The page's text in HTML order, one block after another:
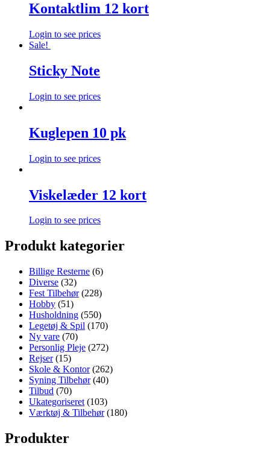
Kontaktlim 12 kort
Login to see prices
Sale!
Sticky Note
Login to see prices
Kuglepen 10 pk
Login to see prices
Viskelæder 12 kort
Login to see prices
Produkt kategorier
Billige Resterne (6)
Diverse (32)
Fest Tilbehør (228)
Hobby (51)
Husholdning (550)
Legetøj & Spil (170)
Ny vare (70)
Personlig Pleje (272)
Rejser (15)
Skole & Kontor (262)
Syning Tilbehør (40)
Tilbud (70)
Ukategoriseret (103)
Værktøj & Tilbehør (180)
Produkter